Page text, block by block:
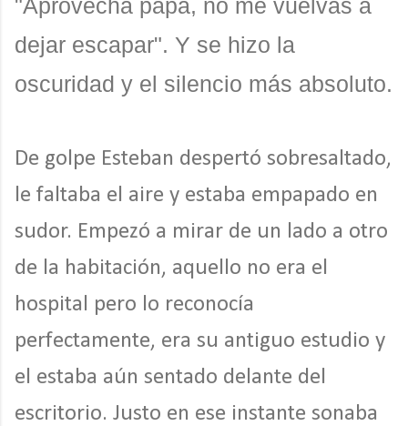
dejar escapar". Y se hizo la
oscuridad y el silencio más absoluto.
De golpe Esteban despertó sobresaltado,
le faltaba el aire y estaba empapado en
sudor. Empezó a mirar de un lado a otro
de la habitación, aquello no era el
hospital pero lo reconocía
perfectamente, era su antiguo estudio y
el estaba aún sentado delante del
escritorio. Justo en ese instante sonaba